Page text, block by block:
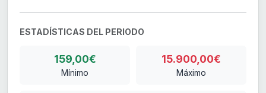
ESTADÍSTICAS DEL PERIODO
159,00€
Mínimo
15.900,00€
Máximo